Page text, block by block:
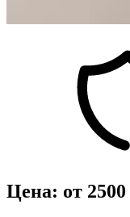
Цена: от 2500